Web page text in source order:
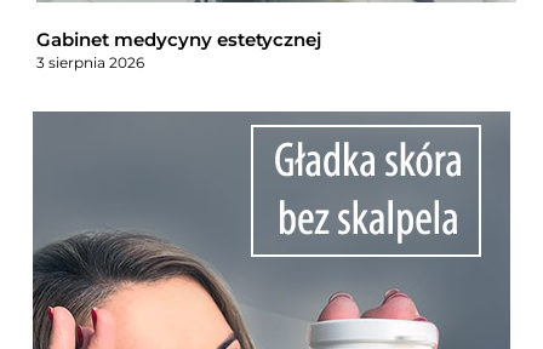
Gabinet medycyny estetycznej
3 sierpnia 2026